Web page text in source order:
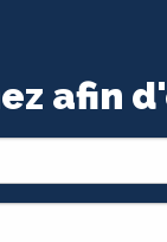
afin